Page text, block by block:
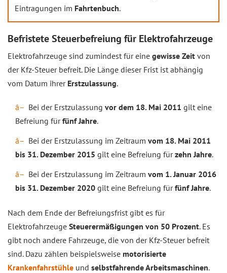
Eintragungen im Fahrtenbuch.
Befristete Steuerbefreiung für Elektrofahrzeuge
Elektrofahrzeuge sind zumindest für eine gewisse Zeit von
der Kfz-Steuer befreit. Die Länge dieser Frist ist abhängig
vom Datum ihrer Erstzulassung.
Bei der Erstzulassung vor dem 18. Mai 2011 gilt eine
Befreiung fürfünf Jahre.
Bei der Erstzulassung im Zeitraum vom 18. Mai 2011
bis 31. Dezember 2015 gilt eine Befreiung fürzehn Jahre.
Bei der Erstzulassung im Zeitraum vom 1. Januar 2016
bis 31. Dezember 2020 gilt eine Befreiung fürfünf Jahre.
Nach dem Ende der Befreiungsfrist gibt es für
Elektrofahrzeuge Steuerermäßigungen von 50 Prozent. Es
gibt noch andere Fahrzeuge, die von der Kfz-Steuer befreit
sind. Dazu zählen beispielsweise motorisierte
Krankenfahrstühle und selbstfahrende Arbeitsmaschinen.